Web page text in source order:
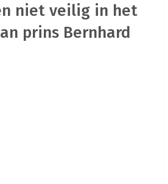
niet veilig in het
prins Bernhard